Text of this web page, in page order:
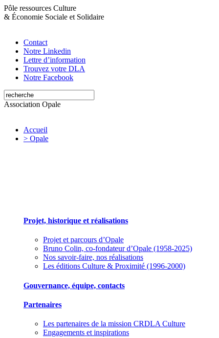
Pôle ressources Culture
& Économie Sociale et Solidaire
Contact
Notre Linkedin
Lettre d’information
Trouvez votre DLA
Notre Facebook
Association Opale
Accueil
> Opale
Projet, historique et réalisations
Projet et parcours d’Opale
Bruno Colin, co-fondateur d’Opale (1958-2025)
Nos savoir-faire, nos réalisations
Les éditions Culture & Proximité (1996-2000)
Gouvernance, équipe, contacts
Partenaires
Les partenaires de la mission CRDLA Culture
Engagements et inspirations